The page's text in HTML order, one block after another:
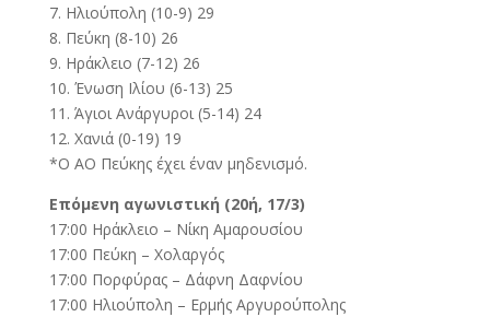
7. Ηλιούπολη (10-9) 29
8. Πεύκη (8-10) 26
9. Ηράκλειο (7-12) 26
10. Ένωση Ιλίου (6-13) 25
11. Άγιοι Ανάργυροι (5-14) 24
12. Χανιά (0-19) 19
*O AO Πεύκης έχει έναν μηδενισμό.
Επόμενη αγωνιστική (20ή, 17/3)
17:00 Ηράκλειο – Νίκη Αμαρουσίου
17:00 Πεύκη – Χολαργός
17:00 Πορφύρας – Δάφνη Δαφνίου
17:00 Ηλιούπολη – Ερμής Αργυρούπολης